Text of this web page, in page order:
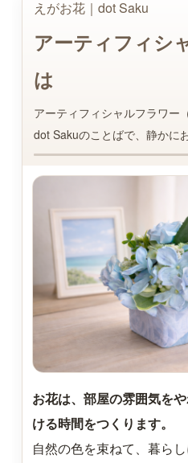
＊えがお花-Artificial Flower
＊てのり花-Artificial Flower
＊いぬブーケ＆ねこブーケ
＊お花レポート
お問合せ
えがお花｜dot Saku
アーティフィシ
は
アーティフィシャルフラワー
dot Sakuのことばで、静かに
お花は、部屋の雰囲気を
ける時間をつくります。
自然の色を束ねて、暮ら